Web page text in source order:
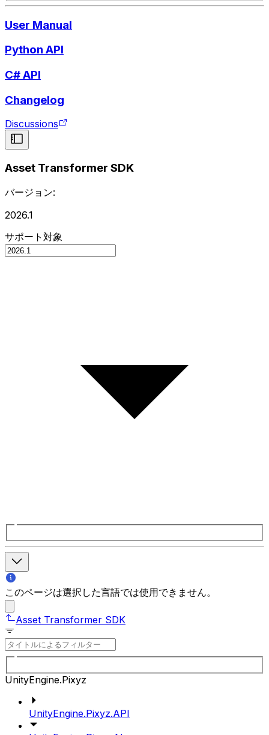
User Manual
Python API
C# API
Changelog
Discussions
Asset Transformer SDK
バージョン:
2026.1
サポート対象
このページは選択した言語では使用できません。
Asset Transformer SDK
UnityEngine.Pixyz
UnityEngine.Pixyz.API